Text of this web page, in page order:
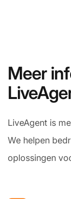
Meer
LiveAgent is
We helpen
oplossingen